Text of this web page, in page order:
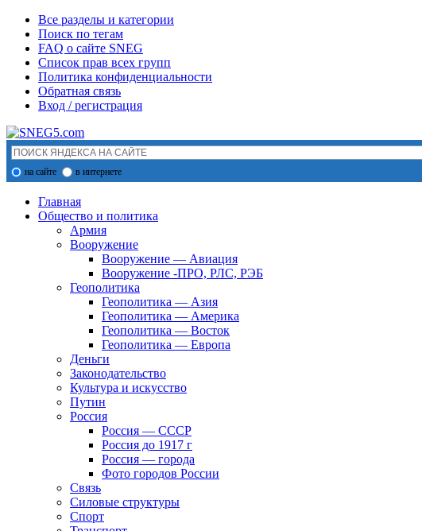
Все разделы и категории
Поиск по тегам
FAQ о сайте SNEG
Список прав всех групп
Политика конфиденциальности
Обратная связь
Вход / регистрация
на сайте в интернете
Главная
Общество и политика
Армия
Вооружение
Вооружение — Авиация
Вооружение -ПРО, РЛС, РЭБ
Геополитика
Геополитика — Азия
Геополитика — Америка
Геополитика — Восток
Геополитика — Европа
Деньги
Законодательство
Культура и искусство
Путин
Россия
Россия — СССР
Россия до 1917 г
Россия — города
Фото городов России
Связь
Силовые структуры
Спорт